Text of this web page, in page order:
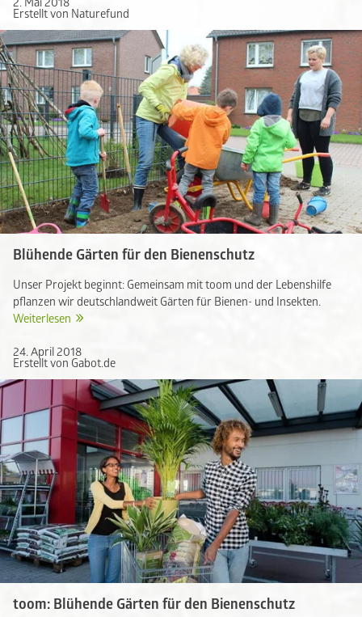
2. Mai 2018
Erstellt von Naturefund
Blühende Gärten für den Bienenschutz
Unser Projekt beginnt: Gemeinsam mit toom und der Lebenshilfe
pflanzen wir deutschlandweit Gärten für Bienen- und Insekten.
Weiterlesen
24. April 2018
Erstellt von Gabot.de
toom: Blühende Gärten für den Bienenschutz